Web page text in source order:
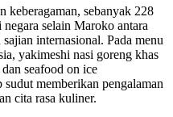
keberagaman, sebanyak 228
selain Maroko antara
internasional. Pada menu
yakimeshi nasi goreng khas
seafood on ice
memberikan pengalaman
cita rasa kuliner.